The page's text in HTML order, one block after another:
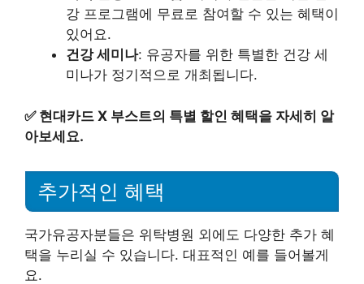
강 프로그램에 무료로 참여할 수 있는 혜택이
있어요.
건강 세미나: 유공자를 위한 특별한 건강 세
미나가 정기적으로 개최됩니다.
✅ 현대카드 X 부스트의 특별 할인 혜택을 자세히 알
아보세요.
추가적인 혜택
국가유공자분들은 위탁병원 외에도 다양한 추가 혜
택을 누리실 수 있습니다. 대표적인 예를 들어볼게
요.